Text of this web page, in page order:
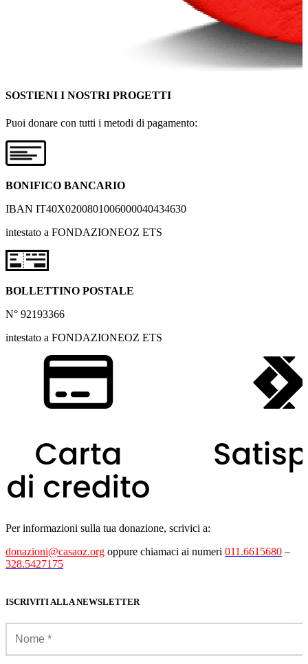
SOSTIENI I NOSTRI PROGETTI
Puoi donare con tutti i metodi di pagamento:
BONIFICO BANCARIO
IBAN IT40X0200801006000040434630
intestato a FONDAZIONEOZ ETS
BOLLETTINO POSTALE
N° 92193366
intestato a FONDAZIONEOZ ETS
Per informazioni sulla tua donazione, scrivici a:
donazioni@casaoz.org oppure chiamaci ai numeri 011.6615680 –
328.5427175
ISCRIVITI ALLA NEWSLETTER